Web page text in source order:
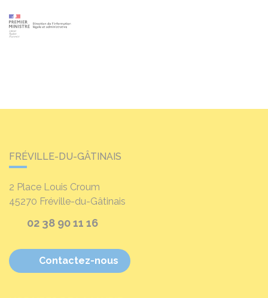
FRÉVILLE-DU-GÂTINAIS
2 Place Louis Croum
45270 Fréville-du-Gâtinais
02 38 90 11 16
Contactez-nous